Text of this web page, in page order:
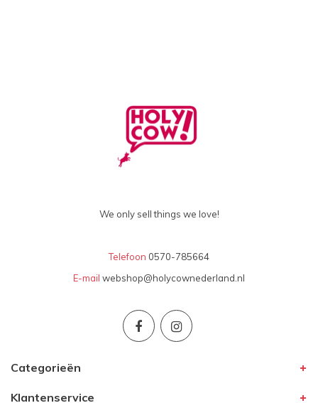
We only sell things we love!
Telefoon 0570-785664
E-mail webshop@holycownederland.nl
Categorieën
Klantenservice